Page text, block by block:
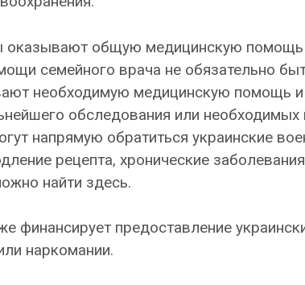
оказывают общую медицинскую
семейного врача не обязательно
необходимую медицинскую помощь и
обследования или
напрямую обратиться украинские
рецепта, хронические
найти здесь.
финансирует предоставление
наркомании.